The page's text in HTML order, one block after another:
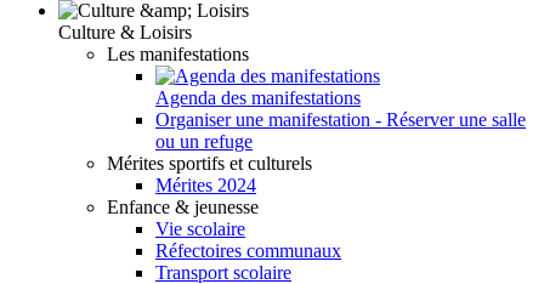
Culture & Loisirs
Les manifestations
Agenda des manifestations
Organiser une manifestation - Réserver une salle
ou un refuge
Mérites sportifs et culturels
Mérites 2024
Enfance & jeunesse
Vie scolaire
Réfectoires communaux
Transport scolaire